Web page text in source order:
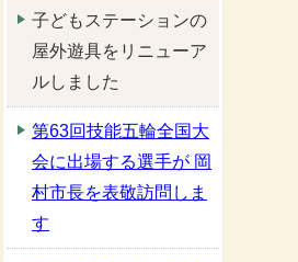
子どもステーションの
屋外遊具をリニューア
ルしました
第63回技能五輪全国大
会に出場する選手が 岡
村市長を表敬訪問しま
す